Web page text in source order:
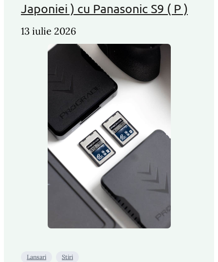
Japoniei ) cu Panasonic S9 ( P )
13 iulie 2026
Lansari Stiri